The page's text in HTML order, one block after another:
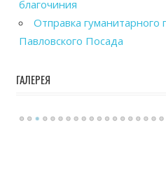
благочиния
Отправка гуманитарного
Павловского Посада
ГАЛЕРЕЯ